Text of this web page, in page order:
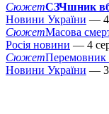
СюжетСЗЧшник
Новини України — 4
СюжетМасова
Росія новини — 4
СюжетПеремовник
Новини України — 3